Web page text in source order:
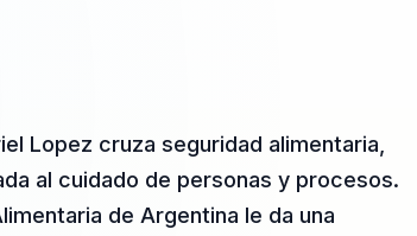
Lopez cruza seguridad alimentaria,
al cuidado de personas y procesos.
de Argentina le da una